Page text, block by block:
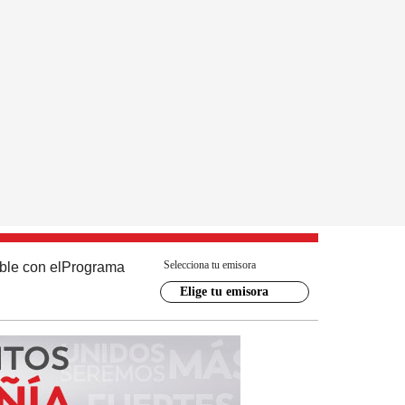
con el Programa Selecciona tu emisora
Elige tu emisora